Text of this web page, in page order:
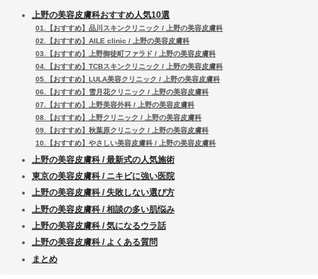
上野の美容皮膚科おすすめ人気10選
01.【おすすめ】品川スキンクリニック / 上野の美容皮膚科
02.【おすすめ】AILE clinic / 上野の美容皮膚科
03.【おすすめ】上野御徒町ファラド / 上野の美容皮膚科
04.【おすすめ】TCBスキンクリニック / 上野の美容皮膚科
05.【おすすめ】LULA美容クリニック / 上野の美容皮膚科
06.【おすすめ】雪月花クリニック / 上野の美容皮膚科
07.【おすすめ】上野美容外科 / 上野の美容皮膚科
08.【おすすめ】上野クリニック / 上野の美容皮膚科
09.【おすすめ】秋葉原クリニック / 上野の美容皮膚科
10.【おすすめ】やさしい美容皮膚科 / 上野の美容皮膚科
上野の美容皮膚科 / 最新式の人気施術
東京の美容皮膚科 / ニキビに強い医院
上野の美容皮膚科 / 失敗しない選び方
上野の美容皮膚科 / 相談の多い肌悩み
上野の美容皮膚科 / 気になるウラ話
上野の美容皮膚科 / よくある質問
まとめ